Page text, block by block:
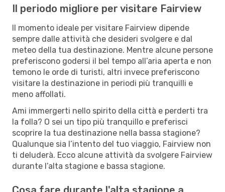
Il periodo migliore per visitare Fairview
Il momento ideale per visitare Fairview dipende
sempre dalle attività che desideri svolgere e dal
meteo della tua destinazione. Mentre alcune persone
preferiscono godersi il bel tempo all’aria aperta e non
temono le orde di turisti, altri invece preferiscono
visitare la destinazione in periodi più tranquilli e
meno affollati.
Ami immergerti nello spirito della città e perderti tra
la folla? O sei un tipo più tranquillo e preferisci
scoprire la tua destinazione nella bassa stagione?
Qualunque sia l’intento del tuo viaggio, Fairview non
ti deluderà. Ecco alcune attività da svolgere Fairview
durante l’alta stagione e bassa stagione.